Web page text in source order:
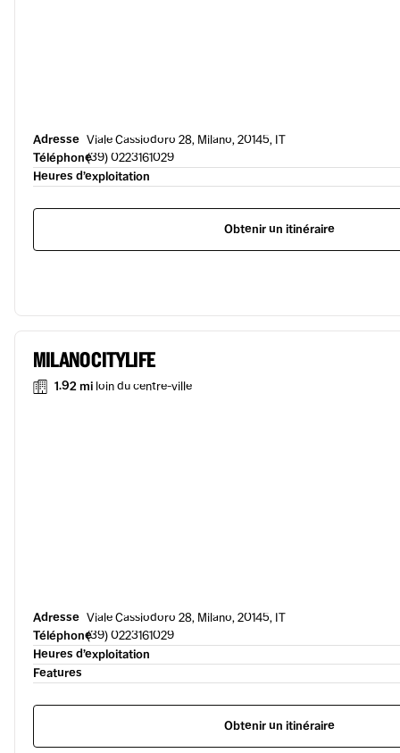
Adresse Viale Cassiodoro 28, Milano, 20145, IT
Téléphone(39) 0223161029
Heures d’exploitation
Obtenir un itinéraire
MILANO CITYLIFE
1.92 mi loin du centre-ville
Adresse Viale Cassiodoro 28, Milano, 20145, IT
Téléphone(39) 0223161029
Heures d’exploitation
Features
Obtenir un itinéraire